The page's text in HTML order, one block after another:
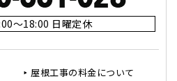
～18:00 日曜定休
屋根工事の料金について